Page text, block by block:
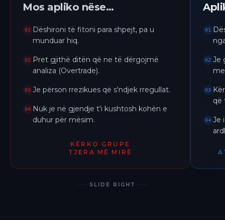
Mos apliko nëse…
01
Dëshironi të fitoni para shpejt, pa u
munduar hiq.
02
Pret gjithë ditën që ne të dërgojmë
analiza (Overtrade).
03 Je përson rrezikues që s'ndjek rregullat.
04 Nuk je në gjendje t'i kushtosh kohën e
duhur për mësim.
KËRKO GRUPE
TJERA MË MIRË
01
02 Je
03
që
04 Je
SLIDE RIGHT